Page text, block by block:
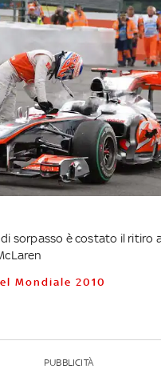
sorpasso è costato il ritiro
Mondiale 2010
PUBBLICITÀ